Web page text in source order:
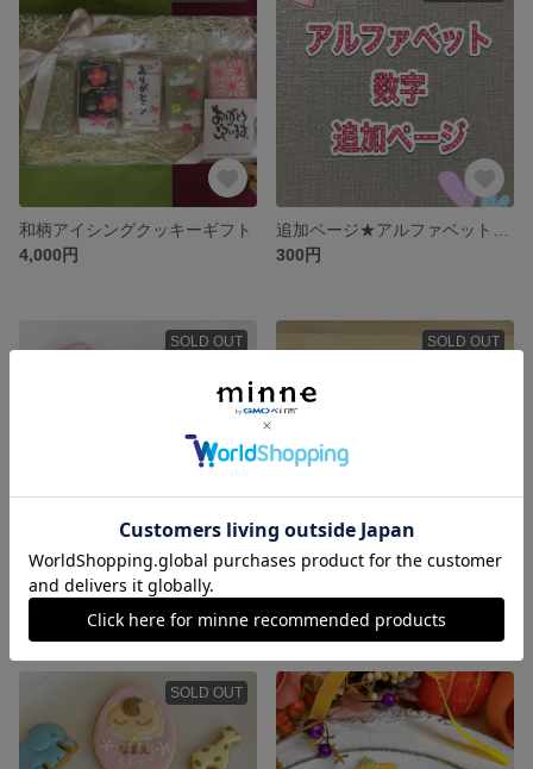
和柄アイシングクッキーギフト
4,000円
300円
SOLD OUT
4,000円
SOLD OUT
SOLD OUT